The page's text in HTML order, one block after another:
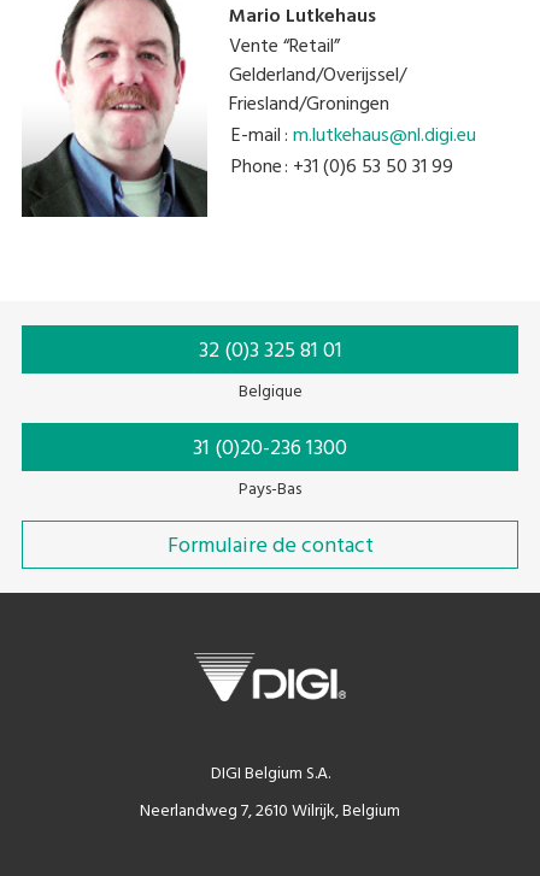
Mario Lutkehaus
Vente “Retail”
Gelderland/Overijssel/
Friesland/Groningen
E-mail:m.lutkehaus@nl.digi.eu
Phone: +31 (0)6 53 50 31 99
32 (0)3 325 81 01
Belgique
31 (0)20-236 1300
Pays-Bas
Formulaire de contact
DIGI Belgium S.A.
Neerlandweg 7, 2610 Wilrijk, Belgium